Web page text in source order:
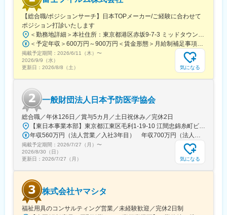
駅、小倉駅(福岡県)、東比恵駅、鹿児島中央駅、水道町駅、五島町
駅、旭橋駅、西早稲田駅、末広町駅(東京都)、立川南駅、高輪ゲー
トウェイ駅、九品仏駅、新高島駅、東宿郷駅、葭川公園駅、大神
宮下駅、大通駅、仙台駅、栄町駅(愛知県)、国際センター駅、日吉
町駅、第一通り駅、三島駅、七ツ屋駅、富山駅、福井城址大名町
駅、なんば駅(南海線)、大阪駅、天王寺駅、西大橋駅、五条駅(京
都市営)、京都河原町駅、神戸三宮駅(阪神)、本通駅、高松駅(香川
県)、南堀端駅、はりまや橋駅、旦過駅、高見橋駅、熊本城・市役
【総合職/ポジションサーチ】日本TOPメーカー/ご経験に合わせて
ポジション打診いたします
＜勤務地詳細＞本社住所：東京都港区赤坂9-7-3 ミッドタウン・ウェスト勤務地最寄駅：東京メトロ日比谷線／都営大江戸線／六本木駅受動喫煙対策：敷地内全面禁煙
＜予定年収＞600万円～900万円＜賃金形態＞月給制補足事項なし＜賃金内訳＞月額（基本給）：300,000円～500,000円＜月給＞300,000円～500,000円＜昇給有無＞有＜残業手当＞有賃金はあくまでも目安の金額であり、選考を通じて上下する可能性があります。月給(月額)は固定手当を含めた表記です。
掲載予定期間： 2026/6/11（木） 〜
2026/9/9（水）
更新日： 2026/8/8（土） 気になる
一般財団法人日本予防医学協会
総合職／年休126日／賞与5カ月／土日祝休み／完休2日
【東日本事業本部】東京都江東区毛利1-19-10 江間忠錦糸町ビル※訪問先からの直行直帰が可能です！＜アクセス＞・JR総武線（快速・各駅停車）／東京メトロ半蔵門線 錦糸町駅より徒歩5分・東京メトロ半蔵門線／都営新宿線 住吉駅より徒歩5分※受動喫煙対策:屋内全面禁煙
年収560万円（法人営業／入社3年目） 年収700万円（法人営業・チームリーダー／入社5年目）
掲載予定期間： 2026/7/27（月） 〜
2026/8/30（日）
更新日： 2026/7/27（月） 気になる
株式会社ヤマシタ
福祉用具のコンサルティング営業／未経験歓迎／完休2日制